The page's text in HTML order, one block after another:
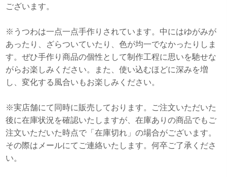
ございます。
※うつわは一点一点手作りされています。中にはゆがみが
あったり、ざらついていたり、色が均一でなかったりしま
す。ぜひ手作り商品の個性として制作工程に思いを馳せな
がらお楽しみください。また、使い込むほどに深みを増
し、変化する風合いもお楽しみください。
※実店舗にて同時に販売しております。ご注文いただいた
後に在庫状況を確認いたしますが、在庫ありの商品でもご
注文いただいた時点で「在庫切れ」の場合がございます。
その際はメールにてご連絡いたします。何卒ご了承くださ
い。